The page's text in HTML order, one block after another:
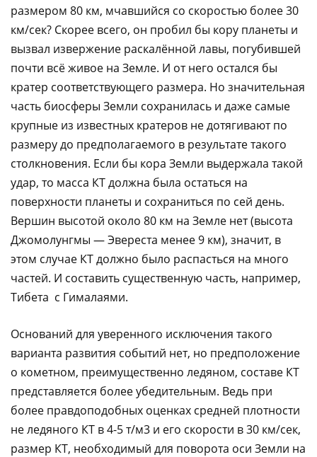
размером 80 км, мчавшийся со скоростью более 30
км/сек? Скорее всего, он пробил бы кору планеты и
вызвал извержение раскалённой лавы, погубившей
почти всё живое на Земле. И от него остался бы
кратер соответствующего размера. Но значительная
часть биосферы Земли сохранилась и даже самые
крупные из известных кратеров не дотягивают по
размеру до предполагаемого в результате такого
столкновения. Если бы кора Земли выдержала такой
удар, то масса КТ должна была остаться на
поверхности планеты и сохраниться по сей день.
Вершин высотой около 80 км на Земле нет (высота
Джомолунгмы — Эвереста менее 9 км), значит, в
этом случае КТ должно было распасться на много
частей. И составить существенную часть, например,
Тибета с Гималаями.
Оснований для уверенного исключения такого
варианта развития событий нет, но предположение
о кометном, преимущественно ледяном, составе КТ
представляется более убедительным. Ведь при
более правдоподобных оценках средней плотности
не ледяного КТ в 4-5 т/м3 и его скорости в 30 км/сек,
размер КТ, необходимый для поворота оси Земли на